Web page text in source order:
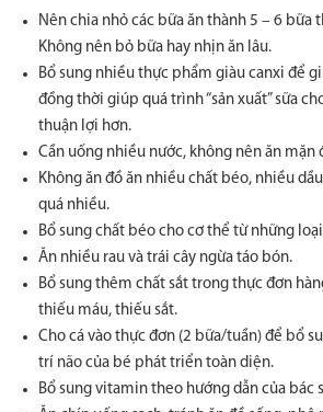
Nên chia nhỏ các bữa ăn thành 5 – 6 bữa
Không nên bỏ bữa hay nhịn ăn lâu.
Bổ sung nhiều thực phẩm giàu canxi để
đồng thời giúp quá trình “sản xuất” sữa
thuận lợi hơn.
Cần uống nhiều nước, không nên ăn mặn
Không ăn đồ ăn nhiều chất béo, nhiều
quá nhiều.
Bổ sung chất béo cho cơ thể từ những
Ăn nhiều rau và trái cây ngừa táo bón.
Bổ sung thêm chất sắt trong thực đơn
thiếu máu, thiếu sắt.
Cho cá vào thực đơn (2 bữa/tuần) để bổ
trí não của bé phát triển toàn diện.
Bổ sung vitamin theo hướng dẫn của bác